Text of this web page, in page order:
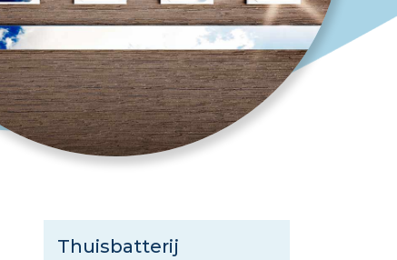
Thuisbatterij